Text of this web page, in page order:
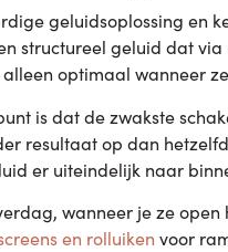
geluidsoplossing en
structureel geluid dat
optimaal wanneer
is dat de zwakste
resultaat op dan
er uiteindelijk naar
wanneer je ze
en rolluiken voor